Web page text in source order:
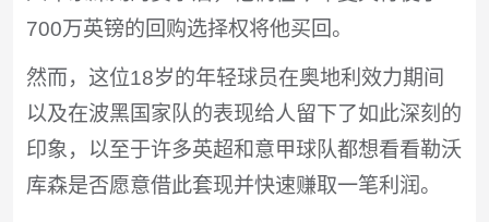
700万英镑的回购选择权将他买回。
然而，这位18岁的年轻球员在奥地利效力期间
以及在波黑国家队的表现给人留下了如此深刻的
印象，以至于许多英超和意甲球队都想看看勒沃
库森是否愿意借此套现并快速赚取一笔利润。